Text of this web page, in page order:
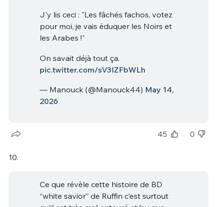
J'y lis ceci : "Les fâchés fachos, votez
pour moi, je vais éduquer les Noirs et
les Arabes !"
On savait déjà tout ça.
pic.twitter.com/sV3IZFbWLh
— Manouck (@Manouck44) May 14,
2026
45 0
10.
Ce que révèle cette histoire de BD
“white savior” de Ruffin c’est surtout